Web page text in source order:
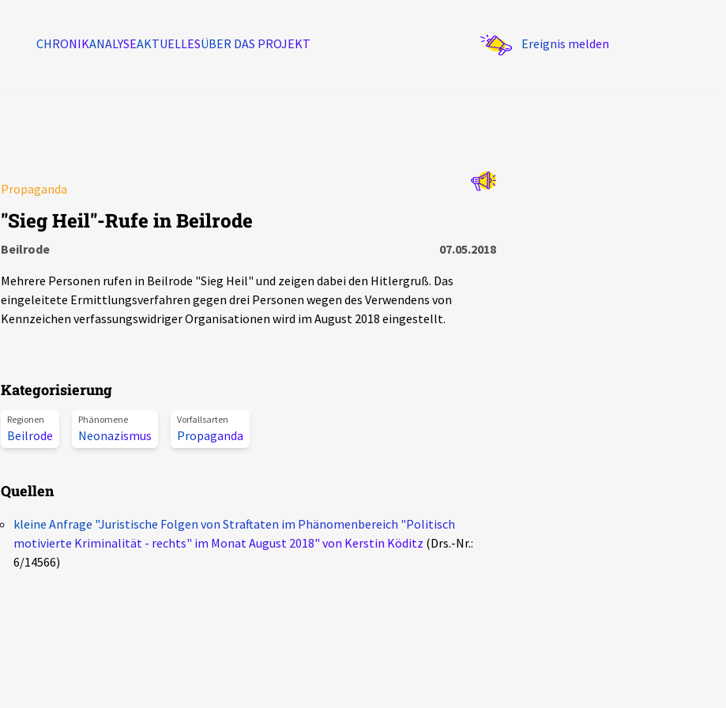
CHRONIKANALYSEAKTUELLESÜBER DAS PROJEKT Ereignis melden
Propaganda
"Sieg Heil"-Rufe in Beilrode
Beilrode
07.05.2018
Mehrere Personen rufen in Beilrode "Sieg Heil" und zeigen dabei den Hitlergruß. Das
eingeleitete Ermittlungsverfahren gegen drei Personen wegen des Verwendens von
Kennzeichen verfassungswidriger Organisationen wird im August 2018 eingestellt.
Kategorisierung
Regionen
Beilrode
Phänomene
Neonazismus
Vorfallsarten
Propaganda
Quellen
kleine Anfrage "Juristische Folgen von Straftaten im Phänomenbereich "Politisch
motivierte Kriminalität - rechts" im Monat August 2018" von Kerstin Köditz (Drs.-Nr.:
6/14566)